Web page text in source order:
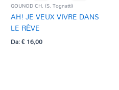
GOUNOD CH. (S. Tognatti)
AH! JE VEUX VIVRE DANS
LE RÈVE
Da:€16,00